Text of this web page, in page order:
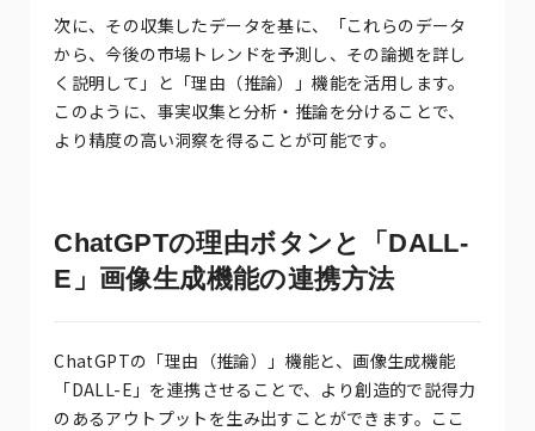
次に、その収集したデータを基に、「これらのデータ
から、今後の市場トレンドを予測し、その論拠を詳し
く説明して」と「理由（推論）」機能を活用します。
このように、事実収集と分析・推論を分けることで、
より精度の高い洞察を得ることが可能です。
ChatGPTの理由ボタンと「DALL-
E」画像生成機能の連携方法
ChatGPTの「理由（推論）」機能と、画像生成機能
「DALL-E」を連携させることで、より創造的で説得力
のあるアウトプットを生み出すことができます。ここ